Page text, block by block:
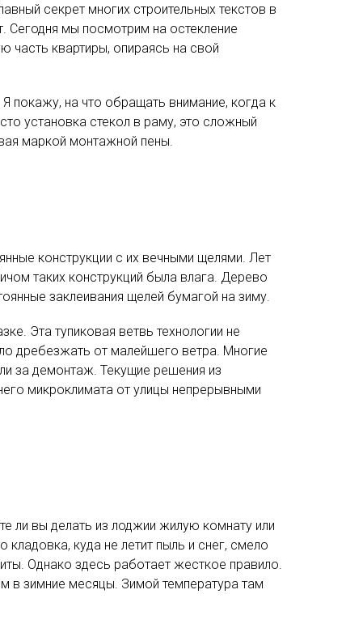
секрет многих строительных текстов в
Сегодня мы посмотрим на остекление
часть квартиры, опираясь на свой
покажу, на что обращать внимание, когда к
установка стекол в раму, это сложный
маркой монтажной пены.
конструкции с их вечными щелями. Лет
таких конструкций была влага. Дерево
заклеивания щелей бумагой на зиму.
Эта тупиковая ветвь технологии не
дребезжать от малейшего ветра. Многие
за демонтаж. Текущие решения из
микроклимата от улицы непрерывными
ли вы делать из лоджии жилую комнату или
куда не летит пыль и снег, смело
Однако здесь работает жесткое правило.
в зимние месяцы. Зимой температура там